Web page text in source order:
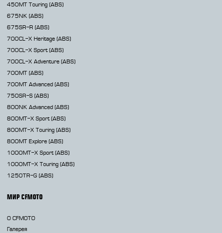
450MT Touring (ABS)
675NK (ABS)
675SR-R (ABS)
700CL-X Heritage (ABS)
700CL-X Sport (ABS)
700CL-X Adventure (ABS)
700MT (ABS)
700MT Advanced (ABS)
750SR-S (ABS)
800NK Advanced (ABS)
800MT-X Sport (ABS)
800MT-X Touring (ABS)
800MT Explore (ABS)
1000MT-X Sport (ABS)
1000MT-X Touring (ABS)
1250TR-G (ABS)
МИР CFMOTO
О CFMOTO
Галерея